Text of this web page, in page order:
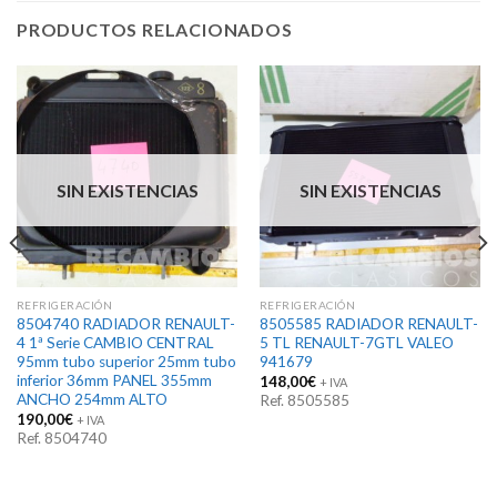
PRODUCTOS RELACIONADOS
SIN EXISTENCIAS
REFRIGERACIÓN
8504740 RADIADOR RENAULT-
4 1ª Serie CAMBIO CENTRAL
95mm tubo superior 25mm tubo
inferior 36mm PANEL 355mm
ANCHO 254mm ALTO
190,00€ + IVA
Ref. 8504740
SIN EXISTENCIAS
REFRIGERACIÓN
8505585 RADIADOR RENAULT-
5 TL RENAULT-7GTL VALEO
941679
148,00€ + IVA
Ref. 8505585